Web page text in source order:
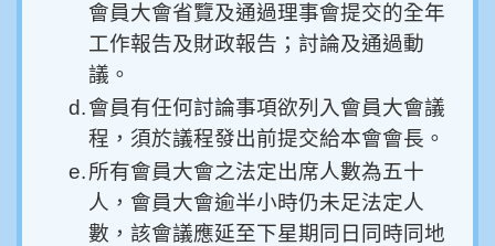
會員大會省覽及通過理事會提交的全年
工作報告及財政報告；討論及通過動
議。
d.會員有任何討論事項欲列入會員大會議
程，須於議程發出前提交給本會會長。
e.所有會員大會之法定出席人數為五十
人，會員大會逾半小時仍未足法定人
數，該會議應延至下星期同日同時同地